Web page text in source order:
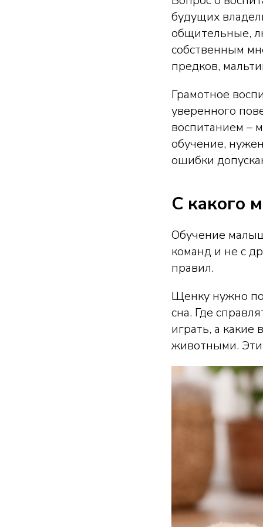
будущих
общительные,
собственным
предков,
Грамотное
уверенного
воспитанием –
обучение,
ошибки
С какого
Обучение
команд и не с
правил.
Щенку нужно
сна. Где
играть, а
животными. Эти